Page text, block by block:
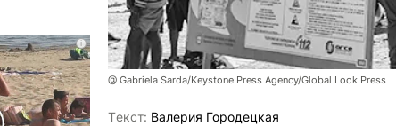
@ Gabriela Sarda/Keystone Press Agency/Global Look Press
Tекст: Валерия Городецкая